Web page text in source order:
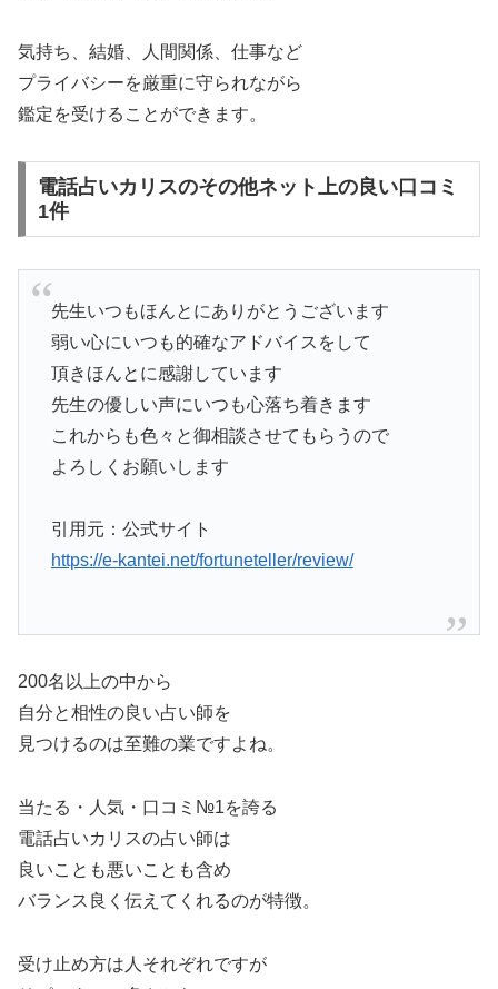
気持ち、結婚、人間関係、仕事など
プライバシーを厳重に守られながら
鑑定を受けることができます。
電話占いカリスのその他ネット上の良い口コミ
1件
先生いつもほんとにありがとうございます
弱い心にいつも的確なアドバイスをして
頂きほんとに感謝しています
先生の優しい声にいつも心落ち着きます
これからも色々と御相談させてもらうので
よろしくお願いします
引用元：公式サイト
https://e-kantei.net/fortuneteller/review/
200名以上の中から
自分と相性の良い占い師を
見つけるのは至難の業ですよね。
当たる・人気・口コミ№1を誇る
電話占いカリスの占い師は
良いことも悪いことも含め
バランス良く伝えてくれるのが特徴。
受け止め方は人それぞれですが